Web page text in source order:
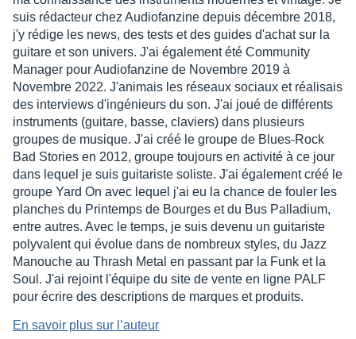
suis rédacteur chez Audiofanzine depuis décembre 2018,
j'y rédige les news, des tests et des guides d'achat sur la
guitare et son univers. J'ai également été Community
Manager pour Audiofanzine de Novembre 2019 à
Novembre 2022. J'animais les réseaux sociaux et réalisais
des interviews d'ingénieurs du son. J'ai joué de différents
instruments (guitare, basse, claviers) dans plusieurs
groupes de musique. J'ai créé le groupe de Blues-Rock
Bad Stories en 2012, groupe toujours en activité à ce jour
dans lequel je suis guitariste soliste. J'ai également créé le
groupe Yard On avec lequel j'ai eu la chance de fouler les
planches du Printemps de Bourges et du Bus Palladium,
entre autres. Avec le temps, je suis devenu un guitariste
polyvalent qui évolue dans de nombreux styles, du Jazz
Manouche au Thrash Metal en passant par la Funk et la
Soul. J'ai rejoint l'équipe du site de vente en ligne PALF
pour écrire des descriptions de marques et produits.
En savoir plus sur l’auteur